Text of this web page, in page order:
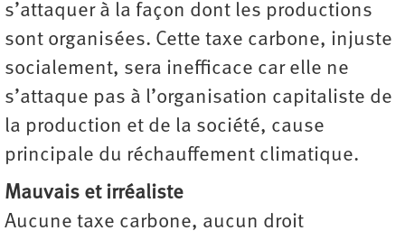
s’attaquer à la façon dont les productions
sont organisées. Cette taxe carbone, injuste
socialement, sera inefficace car elle ne
s’attaque pas à l’organisation capitaliste de
la production et de la société, cause
principale du réchauffement climatique.
Mauvais et irréaliste
Aucune taxe carbone, aucun droit